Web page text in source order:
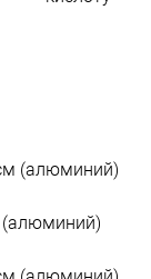
(алюминий)